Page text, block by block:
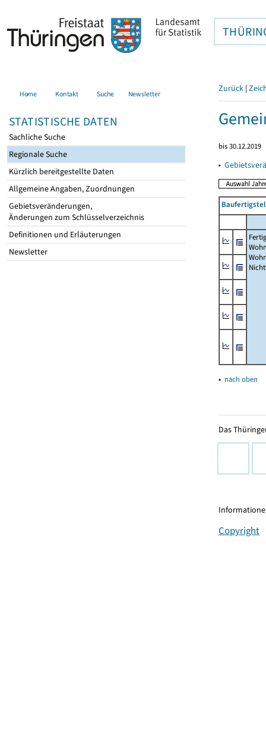
Home Kontakt Suche Newsletter
STATISTISCHE DATEN
Sachliche Suche
Regionale Suche
Kürzlich bereitgestellte Daten
Allgemeine Angaben, Zuordnungen
Gebietsveränderungen,
Änderungen zum Schlüsselverzeichnis
Definitionen und Erläuterungen
Newsletter
Zurück |
bis 30.12.2019
▸
▴ nach oben
Das
Copyright